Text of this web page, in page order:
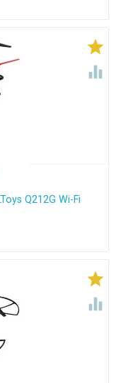


Q212G Wi-Fi

